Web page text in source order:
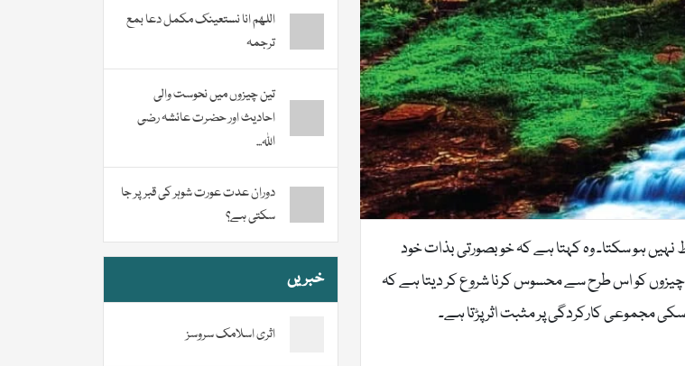
ہو سکتا۔ وہ کہتا ہے کہ خوبصورتی بذات خود
چیزوں کو اس طرح سے محسوس کرنا شروع کر دیتا ہے کہ
مجموعی کارکردگی پر مثبت اثر پڑتا ہے۔
اللھم انا نستعینک مکمل دعا بمع
ترجمہ
تین چیزوں میں نحوست والی
احادیث اور حضرت عائشہ رضی
اللہ...
دوران عدت عورت شوہر کی قبر پر جا
سکتی ہے؟
خبریں
اثری اسلامک سروسز